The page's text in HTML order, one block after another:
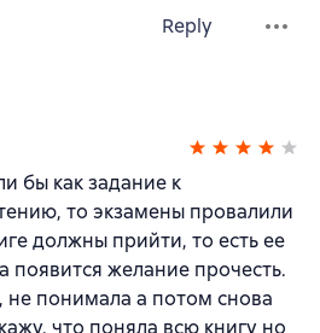
Reply
бы как задание к
то экзамены провалили
должны прийти, то есть ее
появится желание прочесть.
не понимала а потом снова
что поняла всю книгу но